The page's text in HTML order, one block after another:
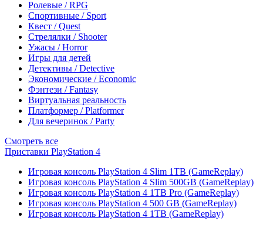
Ролевые / RPG
Спортивные / Sport
Квест / Quest
Стрелялки / Shooter
Ужасы / Horror
Игры для детей
Детективы / Detective
Экономические / Economic
Фэнтези / Fantasy
Виртуальная реальность
Платформер / Platformer
Для вечеринок / Party
Смотреть все
Приставки PlayStation 4
Игровая консоль PlayStation 4 Slim 1TB (GameReplay)
Игровая консоль PlayStation 4 Slim 500GB (GameReplay)
Игровая консоль PlayStation 4 1TB Pro (GameReplay)
Игровая консоль PlayStation 4 500 GB (GameReplay)
Игровая консоль PlayStation 4 1TB (GameReplay)